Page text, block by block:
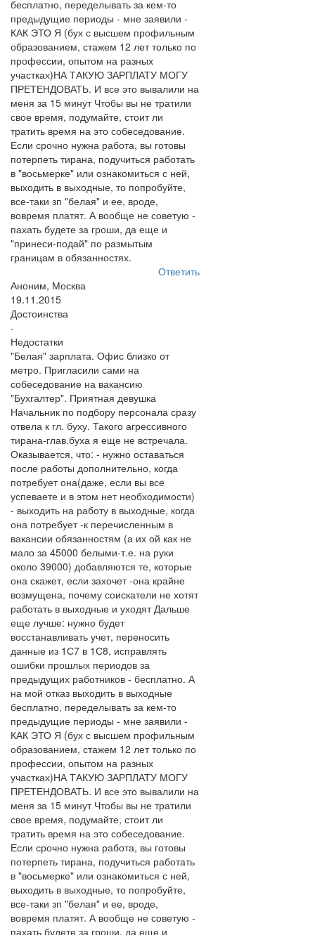
бесплатно, переделывать за кем-то
предыдущие периоды - мне заявили -
КАК ЭТО Я (бух с высшем профильным
образованием, стажем 12 лет только по
профессии, опытом на разных
участках)НА ТАКУЮ ЗАРПЛАТУ МОГУ
ПРЕТЕНДОВАТЬ. И все это вывалили на
меня за 15 минут Чтобы вы не тратили
свое время, подумайте, стоит ли
тратить время на это собеседование.
Если срочно нужна работа, вы готовы
потерпеть тирана, подучиться работать
в "восьмерке" или ознакомиться с ней,
выходить в выходные, то попробуйте,
все-таки зп "белая" и ее, вроде,
вовремя платят. А вообще не советую -
пахать будете за гроши, да еще и
"принеси-подай" по размытым
границам в обязанностях.
Ответить
Аноним, Москва
19.11.2015
Достоинства
-
Недостатки
"Белая" зарплата. Офис близко от
метро. Пригласили сами на
собеседование на вакансию
"Бухгалтер". Приятная девушка
Начальник по подбору персонала сразу
отвела к гл. буху. Такого агрессивного
тирана-глав.буха я еще не встречала.
Оказывается, что: - нужно оставаться
после работы дополнительно, когда
потребует она(даже, если вы все
успеваете и в этом нет необходимости)
- выходить на работу в выходные, когда
она потребует -к перечисленным в
вакансии обязанностям (а их ой как не
мало за 45000 белыми-т.е. на руки
около 39000) добавляются те, которые
она скажет, если захочет -она крайне
возмущена, почему соискатели не хотят
работать в выходные и уходят Дальше
еще лучше: нужно будет
восстанавливать учет, переносить
данные из 1С7 в 1С8, исправлять
ошибки прошлых периодов за
предыдущих работников - бесплатно. А
на мой отказ выходить в выходные
бесплатно, переделывать за кем-то
предыдущие периоды - мне заявили -
КАК ЭТО Я (бух с высшем профильным
образованием, стажем 12 лет только по
профессии, опытом на разных
участках)НА ТАКУЮ ЗАРПЛАТУ МОГУ
ПРЕТЕНДОВАТЬ. И все это вывалили на
меня за 15 минут Чтобы вы не тратили
свое время, подумайте, стоит ли
тратить время на это собеседование.
Если срочно нужна работа, вы готовы
потерпеть тирана, подучиться работать
в "восьмерке" или ознакомиться с ней,
выходить в выходные, то попробуйте,
все-таки зп "белая" и ее, вроде,
вовремя платят. А вообще не советую -
пахать будете за гроши, да еще и